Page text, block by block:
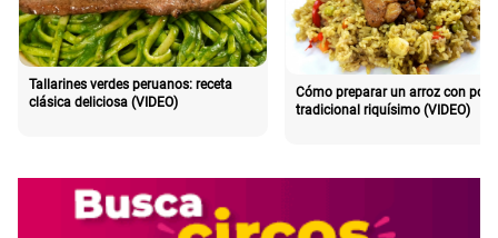
Tallarines verdes peruanos: receta
clásica deliciosa (VIDEO)
Cómo preparar un arroz con pollo
tradicional riquísimo (VIDEO)